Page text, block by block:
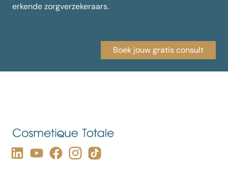
erkende zorgverzekeraars.
Boek jouw gratis consult